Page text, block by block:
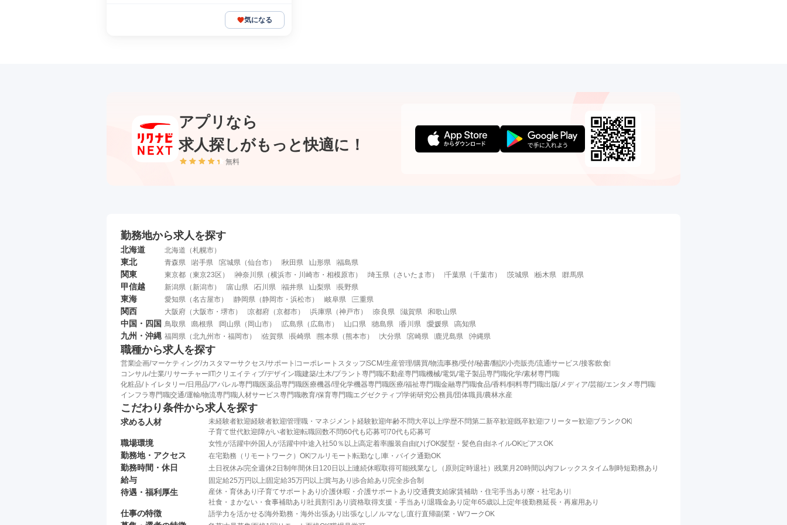
気になる
アプリなら
求人探しがもっと快適に！
無料
勤務地から求人を探す
北海道 北海道 （札幌市）
東北 青森県 岩手県 宮城県 （仙台市） 秋田県 山形県 福島県
関東 東京都 （東京23区 ） 神奈川県 （横浜市 ・ 川崎市 ・ 相模原市） 埼玉県 （ さいたま市） 千葉県 （千葉市） 茨城県 栃木県 群馬県
甲信越 新潟県 （ 新潟市） 富山県 石川県 福井県 山梨県 長野県
東海 愛知県 （名古屋市） 静岡県 （静岡市 ・ 浜松市） 岐阜県 三重県
関西 大阪府 （ 大阪市 ・ 堺市） 京都府 （京都市） 兵庫県 （神戸市） 奈良県 滋賀県 和歌山県
中国・四国 鳥取県 島根県 岡山県 （ 岡山市） 広島県 （ 広島市） 山口県 徳島県 香川県 愛媛県 高知県
九州・沖縄 福岡県 （北九州市 ・ 福岡市） 佐賀県 長崎県 熊本県 （熊本市） 大分県 宮崎県 鹿児島県 沖縄県
職種から求人を探す
営業企画/マーケティング/カスタマーサクセス/サポート コーポレートスタッフSCM/生産管理/購買/物流事務/受付/秘書/翻訳小売販売/流通サービス/接客飲食
コンサル/士業/リサーチャー ITクリエイティブ/デザイン職建築/土木/プラント専門職不動産専門職機械/電気/電子製品専門職化学/素材専門職
化粧品/トイレタリー/日用品/アパレル専門職 医薬品専門職 医療機器/理化学機器専門職 医療/福祉専門職金融専門職食品/香料/飼料専門職出版/メディア/芸能/エンタメ専門職
インフラ専門職交通/運輸/物流専門職 人材サービス専門職教育/保育専門職エグゼクティブ学術研究公務員/団体職員/農林水産
こだわり条件から求人を探す
求める人材 未経験者歓迎経験者歓迎管理職・マネジメント経験歓迎年齢不問 大卒以上学歴不問第二新卒歓迎 既卒歓迎 フリーター歓迎 ブランクOK
子育て世代歓迎 障がい者歓迎転職回数不問60代も応募可70代も応募可
職場環境 女性が活躍中外国人が活躍中中途入社50％以上高定着率服装自由ひげOK髪型・髪色自由 ネイルOK ピアスOK
勤務地・アクセス 在宅勤務（リモートワーク）OK フルリモート 転勤なし 車・バイク通勤OK
勤務時間・休日 土日祝休み完全週休2日制年間休日120日以上連続休暇取得可能残業なし（原則定時退社） 残業月20時間以内 フレックスタイム制時短勤務あり
給与 固定給25万円以上 固定給35万円以上賞与あり 歩合給あり 完全歩合制
待遇・福利厚生 産休・育休あり 子育てサポートあり 介護休暇・介護サポートあり 交通費支給家賃補助・住宅手当あり 寮・社宅あり
社食・まかない・食事補助あり 社員割引あり 資格取得支援・手当あり 退職金あり 定年65歳以上 定年後勤務延長・再雇用あり
仕事の特徴 語学力を活かせる海外勤務・海外出張あり 出張なし ノルマなし 直行直帰副業・WワークOK